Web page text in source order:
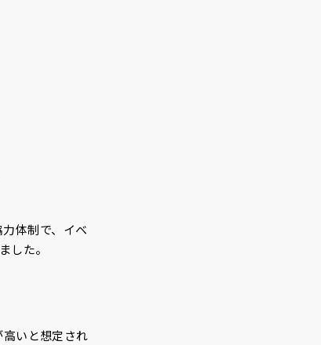
体制で、イベ
した。
いと想定され